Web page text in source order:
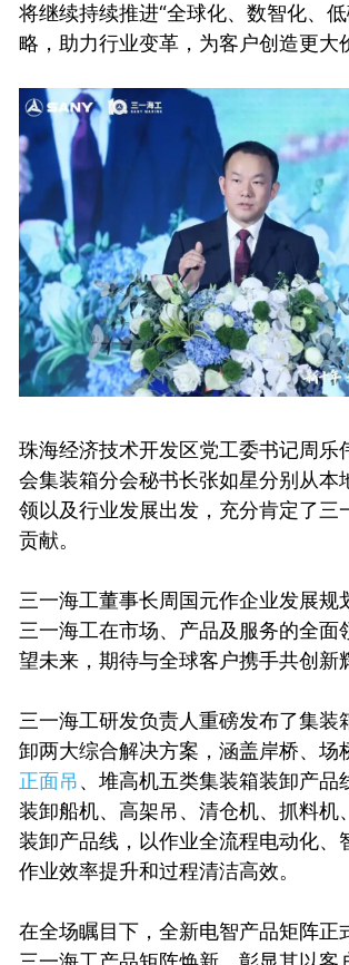
将继续持续推进“全球化、数智化、
略，助力行业变革，为客户创造更大
珠海经济技术开发区党工委书记周乐
会集装箱分会秘书长张如星分别从本
领以及行业发展出发，充分肯定了三
贡献。
三一海工董事长周国元作企业发展规
三一海工在市场、产品及服务的全面
望未来，期待与全球客户携手共创新
三一海工研发负责人重磅发布了集装
卸两大综合解决方案，涵盖岸桥、场
正面吊、堆高机五类集装箱装卸产品
装卸船机、高架吊、清仓机、抓料机
装卸产品线，以作业全流程电动化、
作业效率提升和过程清洁高效。
在全场瞩目下，全新电智产品矩阵正